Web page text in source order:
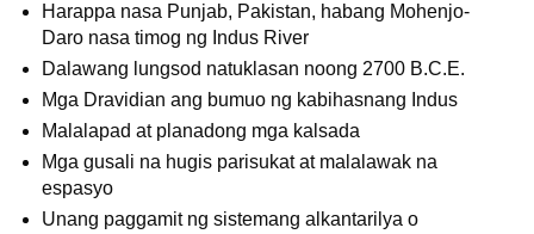
Harappa nasa Punjab, Pakistan, habang Mohenjo-
Daro nasa timog ng Indus River
Dalawang lungsod natuklasan noong 2700 B.C.E.
Mga Dravidian ang bumuo ng kabihasnang Indus
Malalapad at planadong mga kalsada
Mga gusali na hugis parisukat at malalawak na
espasyo
Unang paggamit ng sistemang alkantarilya o